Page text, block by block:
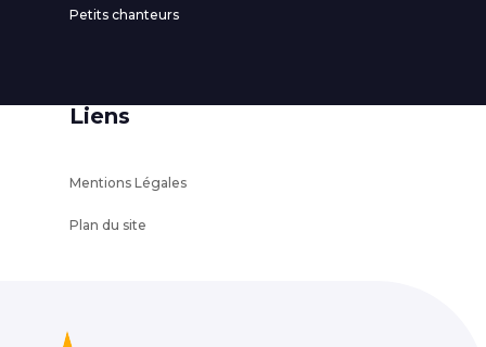
Petits chanteurs
Liens
Mentions Légales
Plan du site